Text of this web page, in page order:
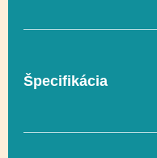
Špecifikácia
V súlade s normou